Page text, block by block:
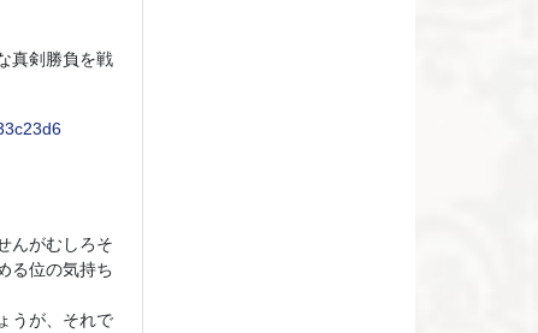
真剣勝負を戦
んがむしろそ
る位の気持ち
うが、それで